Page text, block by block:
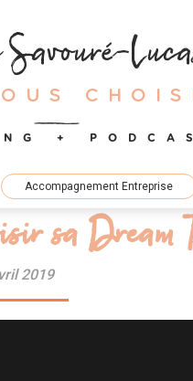
+
Accompagnement Entreprise
sa Dream
2019